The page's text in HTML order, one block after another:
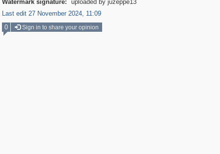
Watermark signature:
uploaded by juzeppe13
Last edit 27 November 2024, 11:09
0
Sign in to share your opinion